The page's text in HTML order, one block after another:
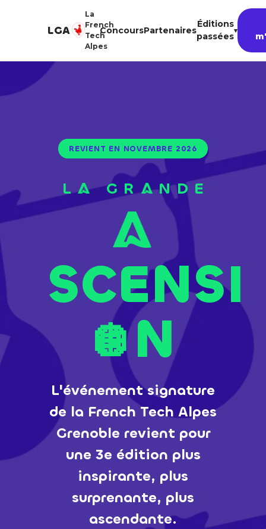
LGA
La
French
Tech
Alpes
ConcoursPartenaires
Éditions
passées
▾
REVIENT EN NOVEMBRE 2026
L GR NDE
La
SCENSI
🪩N
L'événement signature
de la French Tech Alpes
Grenoble revient pour
une 3e édition plus
inspirante, plus
surprenante, plus
ascendante.